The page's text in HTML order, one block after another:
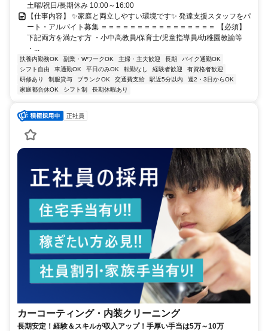
土曜/祝日/長期休み 10:00～16:00
【仕事内容】 ✨家庭と両立しやすい環境です✨ 発達支援スタッフをパ
ート・アルバイト募集 ＝＝＝＝＝＝＝＝＝＝＝＝＝＝＝＝ 【必須】
下記両方を満たす方 ・小中高教員/保育士/児童指導員/幼稚園教諭等
・...
扶養内勤務OK 副業・WワークOK 主婦・主夫歓迎 長期
バイク通勤OK
シフト自由
車通勤OK 平日のみOK 転勤なし 経験者歓迎
有資格者歓迎
研修あり
制服貸与 ブランクOK 交通費支給 駅近5分以内
週2・3日からOK
家庭都合休OK
シフト制 長期休暇あり
正社員
カーコーティング・内装クリーニング
長期安定！経験＆スキルが収入アップ！手厚い手当は5万～10万